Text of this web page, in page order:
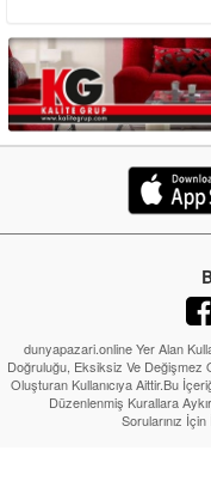
dunyapazari.online Yer Alan
Doğruluğu, Eksiksiz Ve Değişmez
Oluşturan Kullanıcıya Aittir.Bu
Düzenlenmiş Kurallara
Sorularınız